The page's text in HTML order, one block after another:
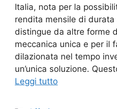
Italia, nota per la
rendita mensile di durata
distingue da altre forme
meccanica unica e per il
dilazionata nel tempo
un’unica soluzione.
Leggi tutto